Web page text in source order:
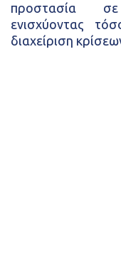
προστασία
ενισχύοντας
διαχείριση